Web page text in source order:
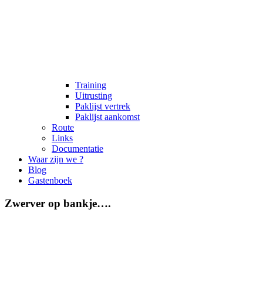
Training
Uitrusting
Paklijst vertrek
Paklijst aankomst
Route
Links
Documentatie
Waar zijn we ?
Blog
Gastenboek
Zwerver op bankje….